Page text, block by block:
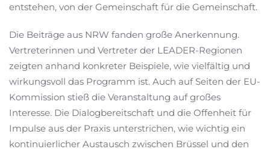
entstehen, von der Gemeinschaft für die Gemeinschaft.
Die Beiträge aus NRW fanden große Anerkennung.
Vertreterinnen und Vertreter der LEADER-Regionen
zeigten anhand konkreter Beispiele, wie vielfältig und
wirkungsvoll das Programm ist. Auch auf Seiten der EU-
Kommission stieß die Veranstaltung auf großes
Interesse. Die Dialogbereitschaft und die Offenheit für
Impulse aus der Praxis unterstrichen, wie wichtig ein
kontinuierlicher Austausch zwischen Brüssel und den